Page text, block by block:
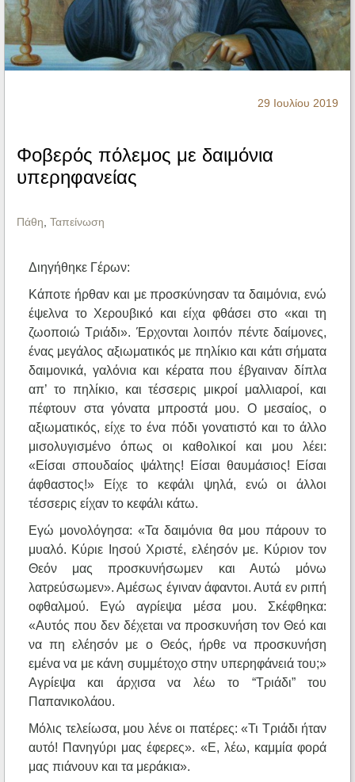
Ηχητικά
29 Ιουλίου 2019
Φοβερός πόλεμος με δαιμόνια
υπερηφανείας
Πάθη, Ταπείνωση
Διηγήθηκε Γέρων:
Κάποτε ήρθαν και με προσκύνησαν τα δαιμόνια, ενώ
έψελνα το Χερουβικό και είχα φθάσει στο «και τη
ζωοποιώ Τριάδι». Έρχονται λοιπόν πέντε δαίμονες,
ένας μεγάλος αξιωματικός με πηλίκιο και κάτι σήματα
δαιμονικά, γαλόνια και κέρατα που έβγαιναν δίπλα
απ’ το πηλίκιο, και τέσσερις μικροί μαλλιαροί, και
πέφτουν στα γόνατα μπροστά μου. Ο μεσαίος, ο
αξιωματικός, είχε το ένα πόδι γονατιστό και το άλλο
μισολυγισμένο όπως οι καθολικοί και μου λέει:
«Είσαι σπουδαίος ψάλτης! Είσαι θαυμάσιος! Είσαι
άφθαστος!» Είχε το κεφάλι ψηλά, ενώ οι άλλοι
τέσσερις είχαν το κεφάλι κάτω.
Εγώ μονολόγησα: «Τα δαιμόνια θα μου πάρουν το
μυαλό. Κύριε Ιησού Χριστέ, ελέησόν με. Κύριον τον
Θεόν μας προσκυνήσωμεν και Αυτώ μόνω
λατρεύσωμεν». Αμέσως έγιναν άφαντοι. Αυτά εν ριπή
οφθαλμού. Εγώ αγρίεψα μέσα μου. Σκέφθηκα:
«Αυτός που δεν δέχεται να προσκυνήση τον Θεό και
να πη ελέησόν με ο Θεός, ήρθε να προσκυνήση
εμένα να με κάνη συμμέτοχο στην υπερηφάνειά του;»
Αγρίεψα και άρχισα να λέω το “Τριάδι” του
Παπανικολάου.
Μόλις τελείωσα, μου λένε οι πατέρες: «Τι Τριάδι ήταν
αυτό! Πανηγύρι μας έφερες». «Ε, λέω, καμμία φορά
μας πιάνουν και τα μεράκια».